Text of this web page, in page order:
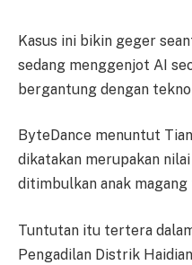
Kasus ini bikin geger
sedang menggenjot AI
bergantung dengan
ByteDance menuntut
dikatakan merupakan nilai
ditimbulkan anak
Tuntutan itu tertera
Pengadilan Distrik